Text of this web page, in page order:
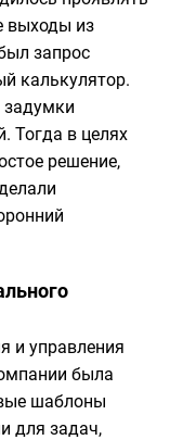
выходы из
запрос
калькулятор.
задумки
Тогда в целях
решение,
и управления
была
шаблоны
для задач,